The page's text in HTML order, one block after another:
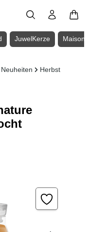
JuwelKerze Maison
Neuheiten Herbst
5 Sternen